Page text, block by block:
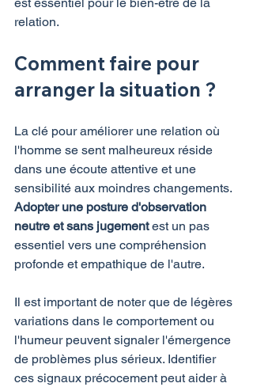
relation.
Comment faire pour
arranger la situation ?
La clé pour améliorer une relation où
l'homme se sent malheureux réside
dans une écoute attentive et une
sensibilité aux moindres changements.
Adopter une posture d'observation
neutre et sans jugement est un pas
essentiel vers une compréhension
profonde et empathique de l'autre.
Il est important de noter que de légères
variations dans le comportement ou
l'humeur peuvent signaler l'émergence
de problèmes plus sérieux. Identifier
ces signaux précocement peut aider à